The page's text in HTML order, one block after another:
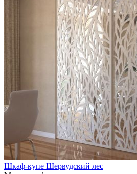
Шкаф-купе Шервудский лес